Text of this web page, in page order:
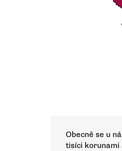
Obecně se u
tisíci korunami